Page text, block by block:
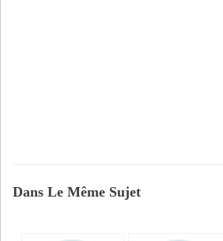
Dans Le Même Sujet